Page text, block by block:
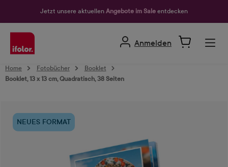
Jetzt unsere aktuellen Angebote im Sale entdecken
Anmelden
Home Fotobücher
Booklet
Booklet, 13 x 13 cm, Quadratisch, 38 Seiten
NEUES FORMAT